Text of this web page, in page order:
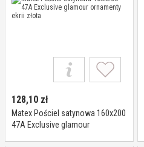
128,10 zł
Matex Pościel satynowa 160x200
47A Exclusive glamour